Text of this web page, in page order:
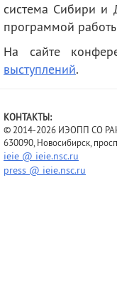
система Сибири и
программой
На сайте
выступлений.
КОНТАКТЫ:
© 2014-2026 ИЭОПП СО
630090, Новосибирск,
ieie @ ieie.nsc.ru
press @ ieie.nsc.ru